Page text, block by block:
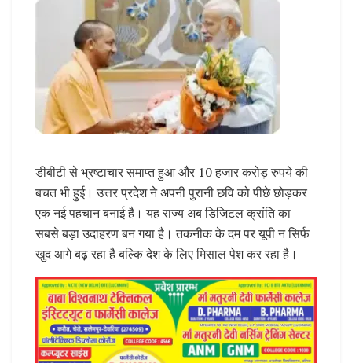
डीबीटी से भ्रष्टाचार समाप्त हुआ और 10 हजार करोड़ रुपये की
बचत भी हुई। उत्तर प्रदेश ने अपनी पुरानी छवि को पीछे छोड़कर
एक नई पहचान बनाई है। यह राज्य अब डिजिटल क्रांति का
सबसे बड़ा उदाहरण बन गया है। तकनीक के दम पर यूपी न सिर्फ
खुद आगे बढ़ रहा है बल्कि देश के लिए मिसाल पेश कर रहा है।